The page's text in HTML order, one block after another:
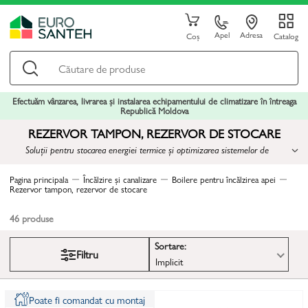
Coș Apel Adresa Catalog
Efectuăm vânzarea, livrarea și instalarea echipamentului de climatizare în întreaga
Republică Moldova
REZERVOR TAMPON, REZERVOR DE STOCARE
Soluții pentru stocarea energiei termice și optimizarea sistemelor de
Pagina principala Încălzire și canalizare Boilere pentru încălzirea apei
Rezervor tampon, rezervor de stocare
46 produse
Filtru
Sortare:
Implicit
Poate fi comandat cu montaj